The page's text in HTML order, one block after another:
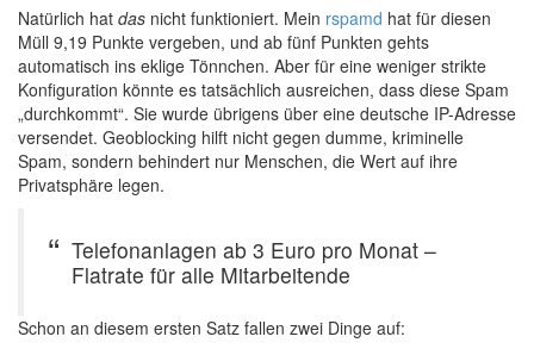
Natürlich hat das nicht funktioniert. Mein rspamd hat für diesen
Müll 9,19 Punkte vergeben, und ab fünf Punkten gehts
automatisch ins eklige Tönnchen. Aber für eine weniger strikte
Konfiguration könnte es tatsächlich ausreichen, dass diese Spam
„durchkommt“. Sie wurde übrigens über eine deutsche IP-Adresse
versendet. Geoblocking hilft nicht gegen dumme, kriminelle
Spam, sondern behindert nur Menschen, die Wert auf ihre
Privatsphäre legen.
Telefonanlagen ab 3 Euro pro Monat –
Flatrate für alle Mitarbeitende
Schon an diesem ersten Satz fallen zwei Dinge auf: